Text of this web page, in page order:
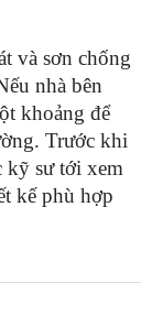
và sơn chống
nhà bên
khoảng để
Trước khi
kỹ sư tới xem
kế phù hợp